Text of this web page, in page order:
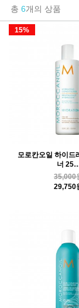
총 6개의 상품
모로칸오일 하이드
너
15%
35,000
29,750